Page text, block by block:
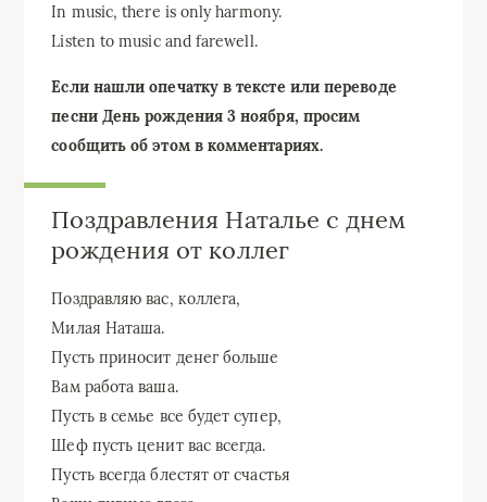
In music, there is only harmony.
Listen to music and farewell.
Если нашли опечатку в тексте или переводе
песни День рождения 3 ноября, просим
сообщить об этом в комментариях.
Поздравления Наталье с днем
рождения от коллег
Поздравляю вас, коллега,
Милая Наташа.
Пусть приносит денег больше
Вам работа ваша.
Пусть в семье все будет супер,
Шеф пусть ценит вас всегда.
Пусть всегда блестят от счастья